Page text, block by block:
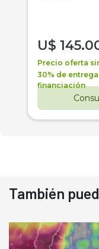
U$
Precio oferta
30% de entrega
financiación
También